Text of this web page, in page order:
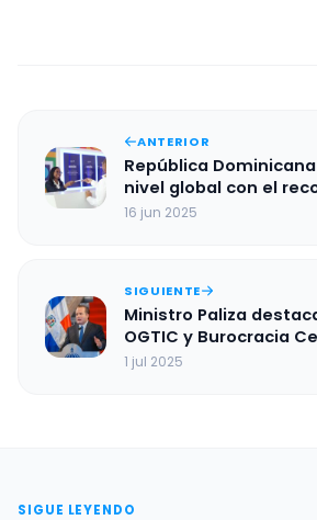
ANTERIOR
República
nivel global con el
la OGTIC en los
16 jun 2025
SIGUIENTE
Ministro Paliza
OGTIC y Burocracia
innovación pública
1 jul 2025
SIGUE LEYENDO